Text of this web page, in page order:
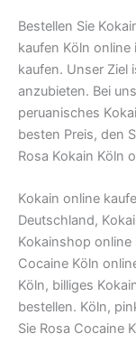
Bestellen Sie
kaufen Köln
kaufen. Unser Ziel
anzubieten. Bei
peruanisches
besten Preis, den
Rosa Kokain Köln
Kokain online
Deutschland,
Kokainshop online
Cocaine Köln
Köln, billiges
bestellen. Köln,
Sie Rosa Cocaine